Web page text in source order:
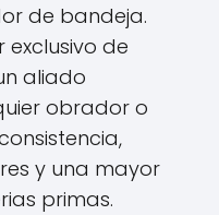
de bandeja.
exclusivo de
aliado
obrador o
y una mayor
primas.